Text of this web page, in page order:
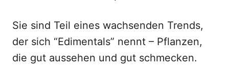
Sie sind Teil eines wachsenden Trends,
der sich “Edimentals” nennt – Pflanzen,
die gut aussehen und gut schmecken.